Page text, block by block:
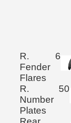
R.
Fender
Flares
6
R.
Number
Plates
50